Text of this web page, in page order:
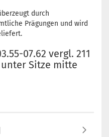
durch
Prägungen und wird
07.62 vergl. 211
Sitze mitte